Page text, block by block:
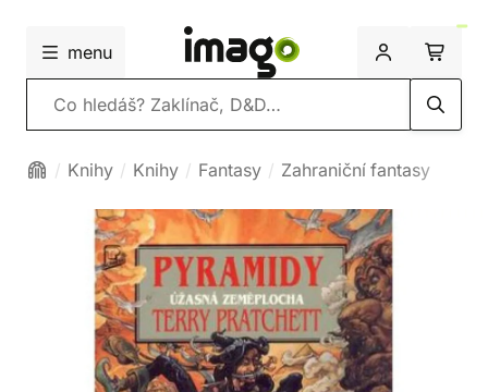
menu
Vyhledávání
Knihy Knihy Fantasy Zahraniční fantasy